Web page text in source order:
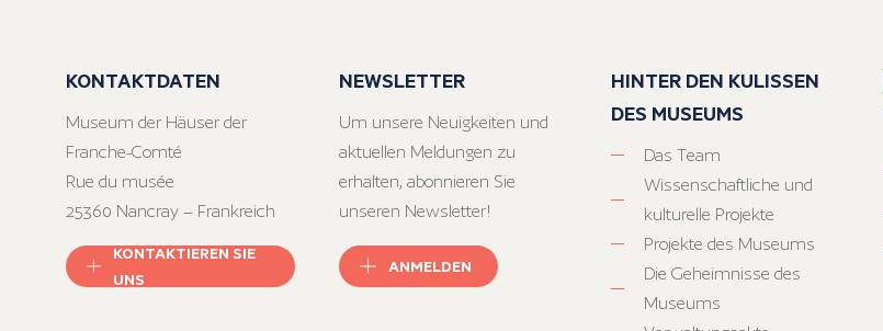
KONTAKTDATEN
Museum der Häuser der
Franche-Comté
Rue du musée
25360 Nancray – Frankreich
KONTAKTIEREN SIE
UNS
NEWSLETTER
Um unsere Neuigkeiten und
aktuellen Meldungen zu
erhalten, abonnieren Sie
unseren Newsletter!
ANMELDEN
HINTER DEN KULISSEN
DES MUSEUMS
Das Team
Wissenschaftliche und
kulturelle Projekte
Projekte des Museums
Die Geheimnisse des
Museums